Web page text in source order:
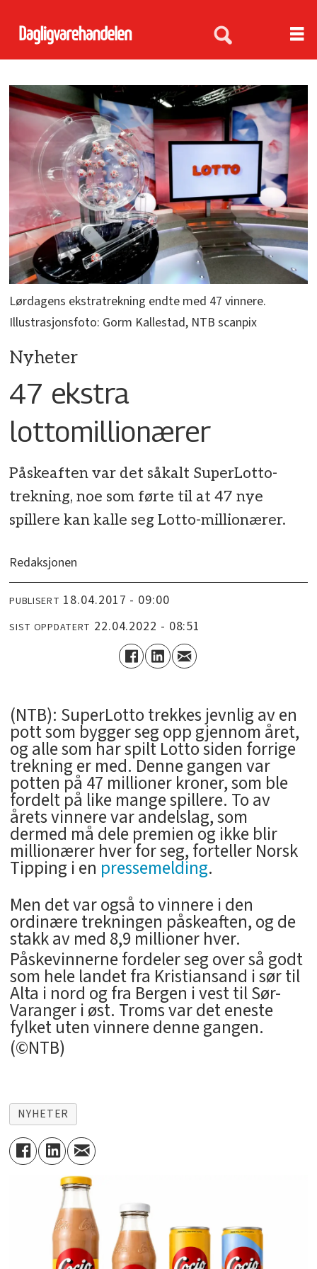
Lørdagens ekstratrekning endte med 47 vinnere.
Illustrasjonsfoto: Gorm Kallestad, NTB scanpix
Nyheter
47 ekstra
lottomillionærer
Påskeaften var det såkalt SuperLotto-
trekning, noe som førte til at 47 nye
spillere kan kalle seg Lotto-millionærer.
Redaksjonen
PUBLISERT 18.04.2017 - 09:00
SIST OPPDATERT 22.04.2022 - 08:51
(NTB): SuperLotto trekkes jevnlig av en
pott som bygger seg opp gjennom året,
og alle som har spilt Lotto siden forrige
trekning er med. Denne gangen var
potten på 47 millioner kroner, som ble
fordelt på like mange spillere. To av
årets vinnere var andelslag, som
dermed må dele premien og ikke blir
millionærer hver for seg, forteller Norsk
Tipping i en pressemelding.
Men det var også to vinnere i den
ordinære trekningen påskeaften, og de
stakk av med 8,9 millioner hver.
Påskevinnerne fordeler seg over så godt
som hele landet fra Kristiansand i sør til
Alta i nord og fra Bergen i vest til Sør-
Varanger i øst. Troms var det eneste
fylket uten vinnere denne gangen.
(©NTB)
NYHETER